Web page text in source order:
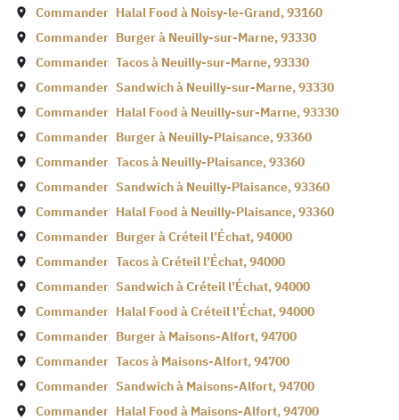
Commander Halal Food à Noisy-le-Grand,93160
Commander Burger à Neuilly-sur-Marne,93330
Commander Tacos à Neuilly-sur-Marne,93330
Commander Sandwich à Neuilly-sur-Marne,93330
Commander Halal Food à Neuilly-sur-Marne,93330
Commander Burger à Neuilly-Plaisance,93360
Commander Tacos à Neuilly-Plaisance,93360
Commander Sandwich à Neuilly-Plaisance,93360
Commander Halal Food à Neuilly-Plaisance,93360
Commander Burger àCréteil l’Échat,94000
Commander Tacos àCréteil l’Échat,94000
Commander Sandwich àCréteil l’Échat,94000
Commander Halal Food àCréteil l’Échat,94000
Commander Burger à Maisons-Alfort,94700
Commander Tacos à Maisons-Alfort,94700
Commander Sandwich à Maisons-Alfort,94700
Commander Halal Food à Maisons-Alfort,94700